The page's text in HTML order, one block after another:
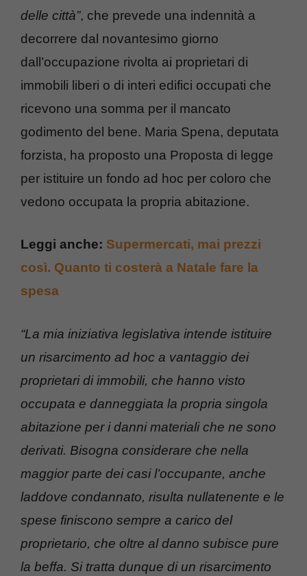
delle città”, che prevede una indennità a
decorrere dal novantesimo giorno
dall’occupazione rivolta ai proprietari di
immobili liberi o di interi edifici occupati che
ricevono una somma per il mancato
godimento del bene. Maria Spena, deputata
forzista, ha proposto una Proposta di legge
per istituire un fondo ad hoc per coloro che
vedono occupata la propria abitazione.
Leggi anche: Supermercati, mai prezzi
così. Quanto ti costerà a Natale fare la
spesa
“La mia iniziativa legislativa intende istituire
un risarcimento ad hoc a vantaggio dei
proprietari di immobili, che hanno visto
occupata e danneggiata la propria singola
abitazione per i danni materiali che ne sono
derivati. Bisogna considerare che nella
maggior parte dei casi l’occupante, anche
laddove condannato, risulta nullatenente e le
spese finiscono sempre a carico del
proprietario, che oltre al danno subisce pure
la beffa. Si tratta dunque di un risarcimento